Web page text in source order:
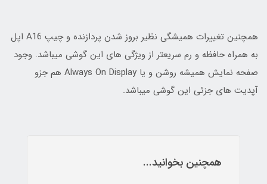
همچنین تغییرات همیشگی نظیر بروز شدن پردازنده و چیپ A16 اپل
به همراه حافظه و رم سریعتر از ویژگی های این گوشی میباشد. وجود
صفحه نمایش همیشه روشن و یا Always On Display هم جزو
آپدیت های جزئی این گوشی میباشد.
همچنین بخوانید...